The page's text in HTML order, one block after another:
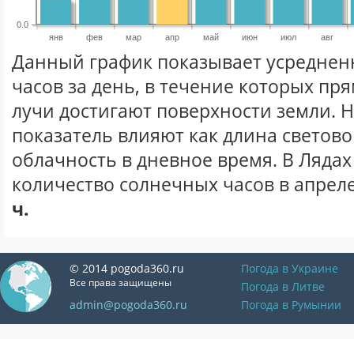
янв фев мар апр май июн июл авг
0.0
Данный график показывает
часов за день, в течение которых
лучи достигают поверхности земли.
показатель влияют как длина
облачность в дневное время. В
количество солнечных часов в
ч.
© 2014 pogoda360.ru
Все права защищены
admin@pogoda360.ru
Погода в Украине
Погода в Литве
Погода в Румынии